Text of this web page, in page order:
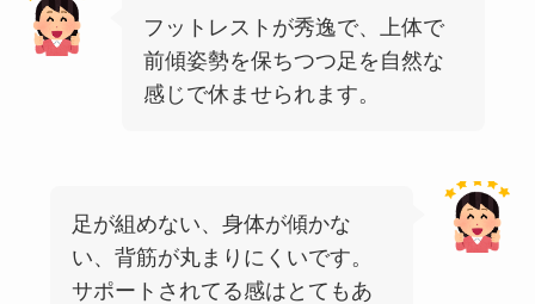
フットレストが秀逸で、上体で
前傾姿勢を保ちつつ足を自然な
感じで休ませられます。
足が組めない、身体が傾かな
い、背筋が丸まりにくいです。
サポートされてる感はとてもあ